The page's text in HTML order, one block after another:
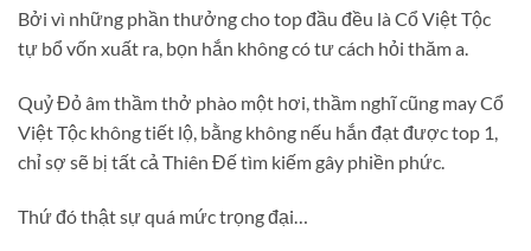
Bởi vì những phần thưởng cho top đầu đều là Cổ Việt Tộc
tự bổ vốn xuất ra, bọn hắn không có tư cách hỏi thăm a.
Quỷ Đỏ âm thầm thở phào một hơi, thầm nghĩ cũng may Cổ
Việt Tộc không tiết lộ, bằng không nếu hắn đạt được top 1,
chỉ sợ sẽ bị tất cả Thiên Đế tìm kiếm gây phiền phức.
Thứ đó thật sự quá mức trọng đại…